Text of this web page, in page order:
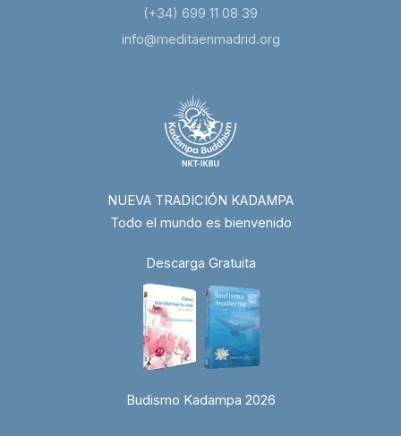
(+34) 699 11 08 39
info@meditaenmadrid.org
NUEVA TRADICIÓN KADAMPA
Todo el mundo es bienvenido
Descarga Gratuita
Budismo Kadampa 2026